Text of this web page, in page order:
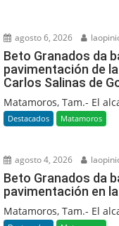
agosto 6, 2026
Beto Granados da
pavimentación de
Carlos Salinas de
Matamoros, Tam.- El
Destacados Matamoros
agosto 4, 2026
Beto Granados da
pavimentación en
Matamoros, Tam.- El